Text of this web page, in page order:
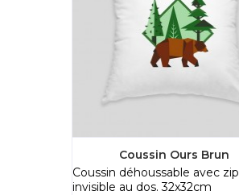
Coussin Ours Brun
Coussin déhoussable avec zip
invisible au dos. 32x32cm